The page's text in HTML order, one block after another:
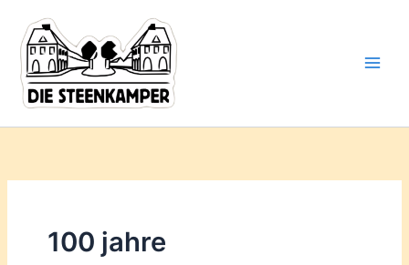
Inhalt
springen
100 jahre
deine
Mail-
Adresse
ein ...